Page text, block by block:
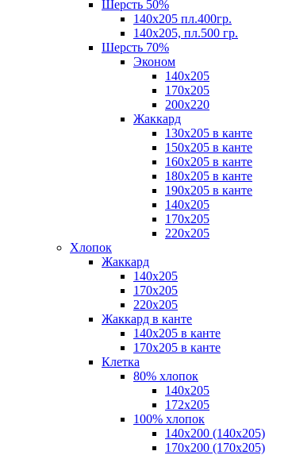
Шерсть 50%
140х205 пл.400гр.
140х205, пл.500 гр.
Шерсть 70%
Эконом
140х205
170х205
200х220
Жаккард
130х205 в канте
150х205 в канте
160х205 в канте
180х205 в канте
190х205 в канте
140х205
170х205
220х205
Хлопок
Жаккард
140x205
170х205
220х205
Жаккард в канте
140х205 в канте
170х205 в канте
Клетка
80% хлопок
140x205
172х205
100% хлопок
140x200 (140х205)
170x200 (170х205)